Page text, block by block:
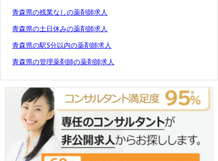
青森県の残業なしの薬剤師求人
青森県の土日休みの薬剤師求人
青森県の駅5分以内の薬剤師求人
青森県の管理薬剤師の薬剤師求人